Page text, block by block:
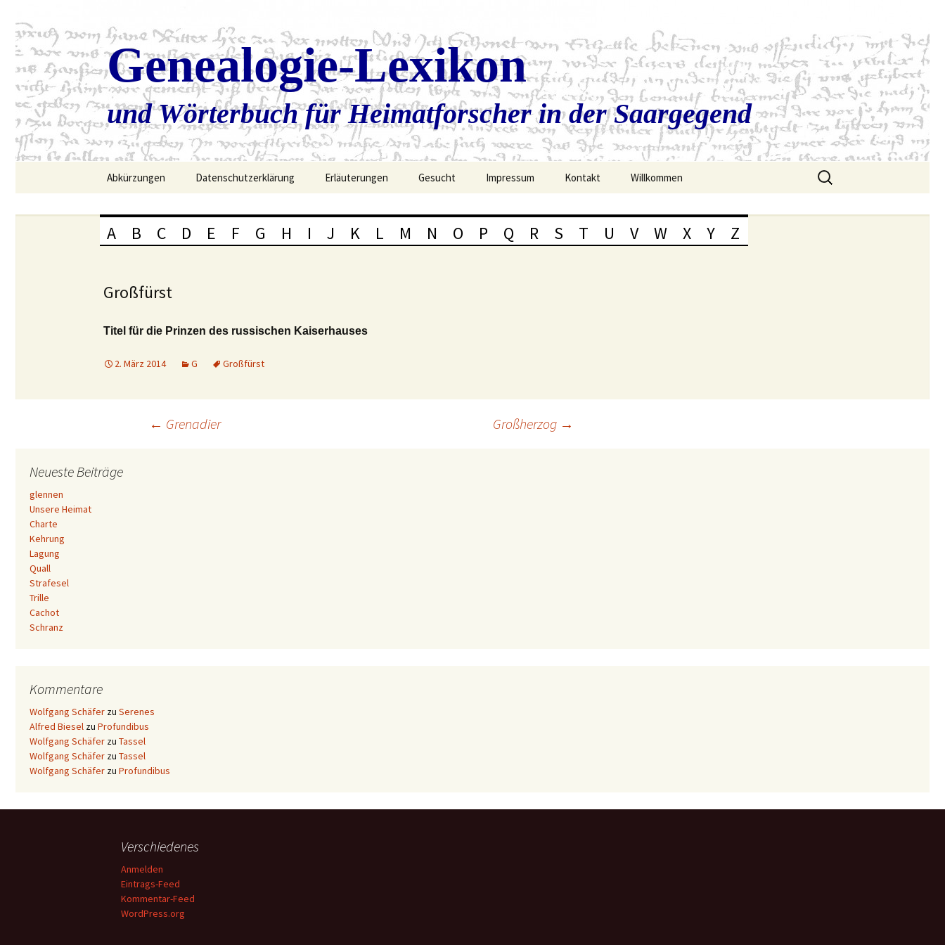
Genealogie-Lexikon
und Wörterbuch für Heimatforscher in der Saargegend
Abkürzungen Datenschutzerklärung Erläuterungen Gesucht Impressum Kontakt Willkommen
Suchen
nach:
A B C D E F G H I J K L M N O P Q R S T U V W X Y Z
Großfürst
Titel für die Prinzen des russischen Kaiserhauses
2. März 2014 G Großfürst
Beitrags-
Navigation
← Grenadier Großherzog →
Neueste Beiträge
glennen
Unsere Heimat
Charte
Kehrung
Lagung
Quall
Strafesel
Trille
Cachot
Schranz
Kommentare
Wolfgang Schäfer zu Serenes
Alfred Biesel zu Profundibus
Wolfgang Schäfer zu Tassel
Wolfgang Schäfer zu Tassel
Wolfgang Schäfer zu Profundibus
Verschiedenes
Anmelden
Eintrags-Feed
Kommentar-Feed
WordPress.org